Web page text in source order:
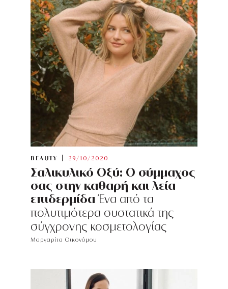
BEAUTY 29/10/2020
Σαλικυλικό Οξύ: Ο σύμμαχος
σας στην καθαρή και λεία
επιδερμίδα Ένα από τα
πολυτιμότερα συστατικά της
σύγχρονης κοσμετολογίας
Μαργαρίτα Οικονόμου